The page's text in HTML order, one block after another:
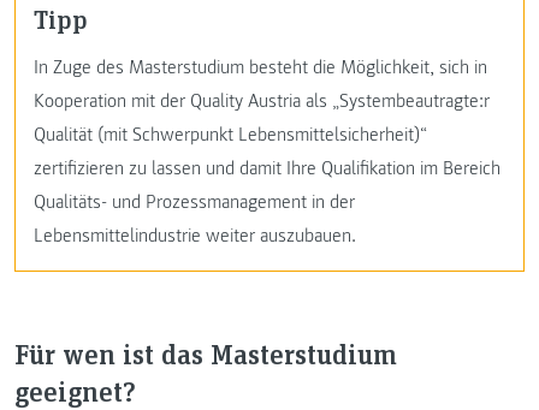
Tipp
In Zuge des Masterstudium besteht die Möglichkeit, sich in
Kooperation mit der Quality Austria als „Systembeautragte:r
Qualität (mit Schwerpunkt Lebensmittelsicherheit)“
zertifizieren zu lassen und damit Ihre Qualifikation im Bereich
Qualitäts- und Prozessmanagement in der
Lebensmittelindustrie weiter auszubauen.
Für wen ist das Masterstudium
geeignet?